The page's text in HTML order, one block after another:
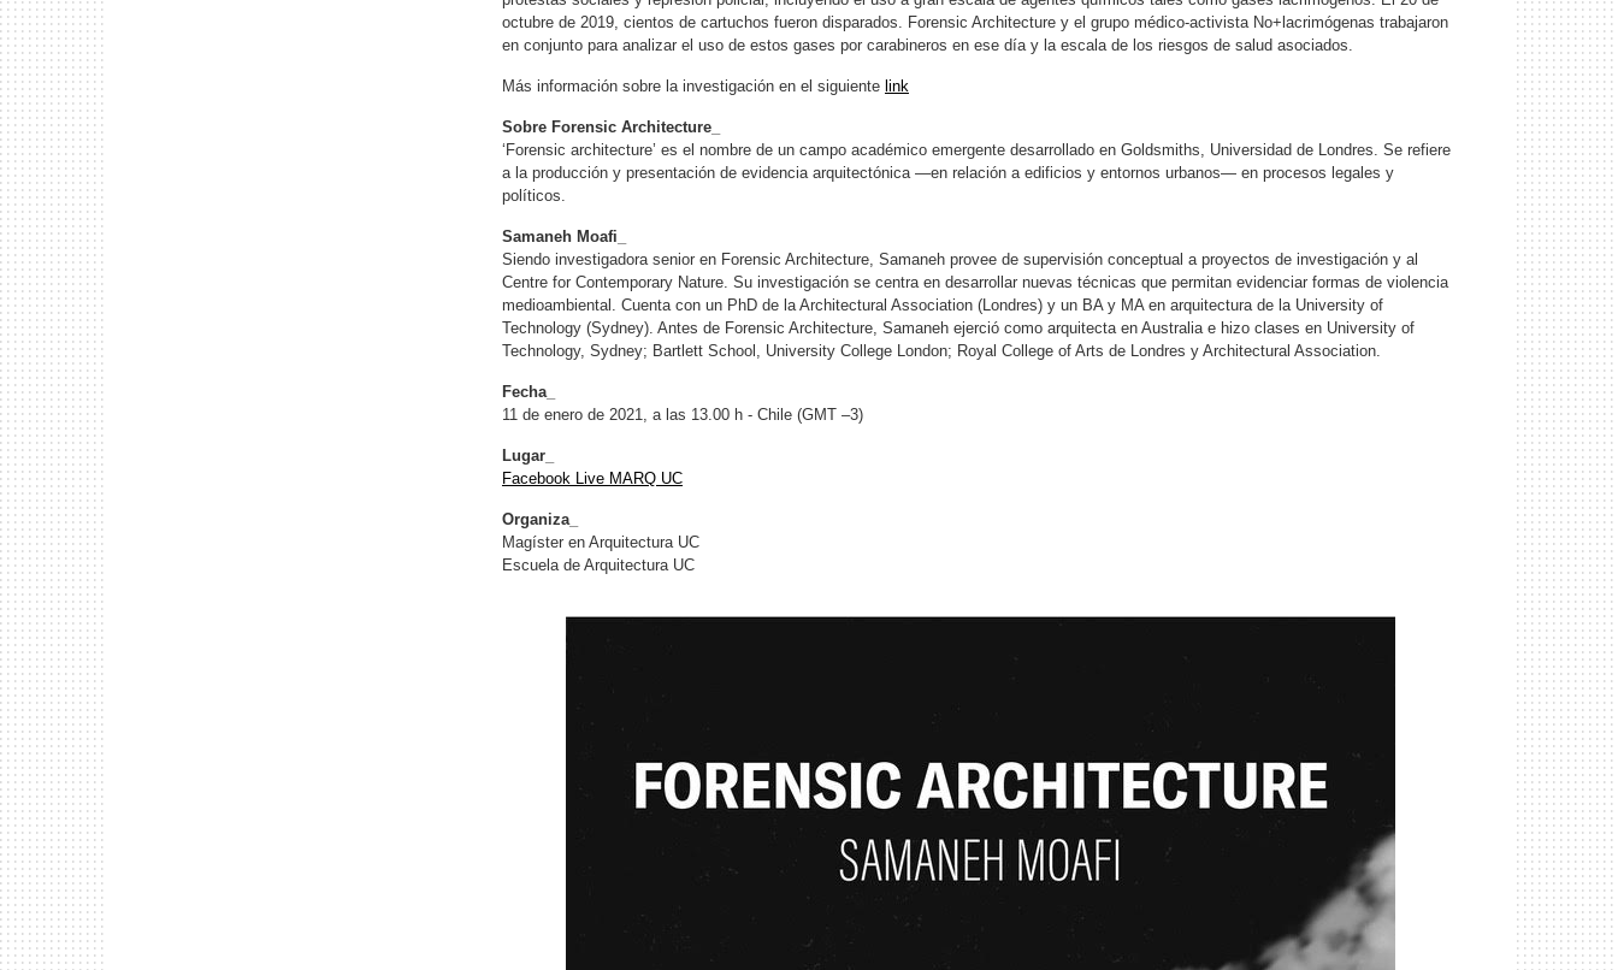
octubre de 2019, cientos de cartuchos fueron disparados. Forensic Architecture y el grupo médico-activista No+lacrimógenas trabajaron
en conjunto para analizar el uso de estos gases por carabineros en ese día y la escala de los riesgos de salud asociados.
Más información sobre la investigación en el siguiente link
Sobre Forensic Architecture_
‘Forensic architecture’ es el nombre de un campo académico emergente desarrollado en Goldsmiths, Universidad de Londres. Se refiere
a la producción y presentación de evidencia arquitectónica —en relación a edificios y entornos urbanos— en procesos legales y
políticos.
Samaneh Moafi_
Siendo investigadora senior en Forensic Architecture, Samaneh provee de supervisión conceptual a proyectos de investigación y al
Centre for Contemporary Nature. Su investigación se centra en desarrollar nuevas técnicas que permitan evidenciar formas de violencia
medioambiental. Cuenta con un PhD de la Architectural Association (Londres) y un BA y MA en arquitectura de la University of
Technology (Sydney). Antes de Forensic Architecture, Samaneh ejerció como arquitecta en Australia e hizo clases en University of
Technology, Sydney; Bartlett School, University College London; Royal College of Arts de Londres y Architectural Association.
Fecha_
11 de enero de 2021, a las 13.00 h - Chile (GMT –3)
Lugar_
Facebook Live MARQ UC
Organiza_
Magíster en Arquitectura UC
Escuela de Arquitectura UC